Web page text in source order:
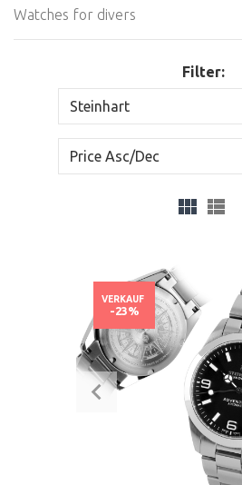
Watches for divers
Filter:
VERKAUF
-23%